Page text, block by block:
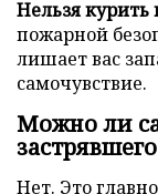
Нельзя курить
пожарной
лишает вас
самочувствие.
Можно ли
Нет. Это